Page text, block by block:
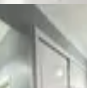
Germenıcıa'dan
Geniş 3+1 Daire
Onikişubat, Boğaziçi
3+1
·170 m²
3.900.000 ₺